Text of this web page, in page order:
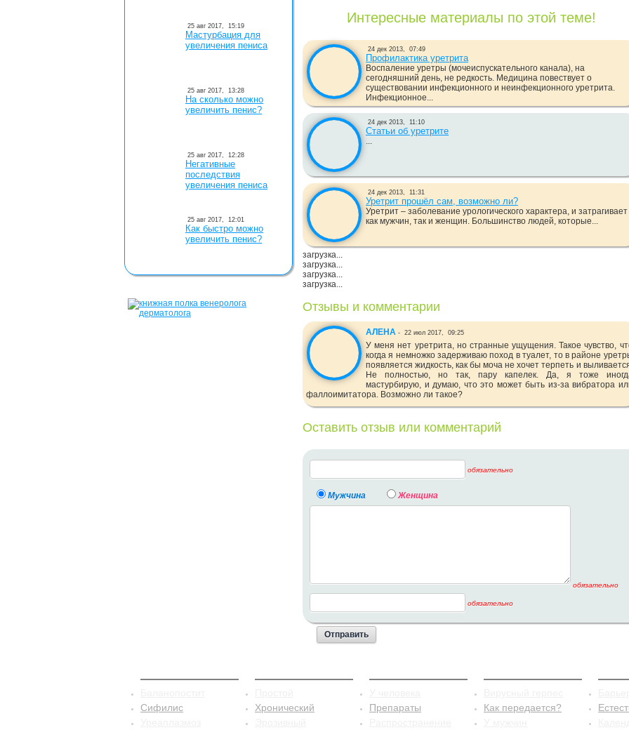
Интересные материалы по этой теме!
24 дек 2013, 07:49
Профилактика уретрита
Воспаление уретры (мочеиспускательного канала), на
сегодняшний день, не редкость. Медицина повествует о
существовании инфекционного и неинфекционного уретрита.
Инфекционное...
24 дек 2013, 11:10
Статьи об уретрите
...
24 дек 2013, 11:31
Уретрит прошёл сам, возможно ли?
Уретрит – заболевание урологического характера, и затрагивает
как мужчин, так и женщин. Большинство людей, которые...
загрузка...
загрузка...
загрузка...
загрузка...
Отзывы и комментарии
АЛЕНА - 22 июл 2017, 09:25
У меня нет уретрита, но странные ущущения. Такое чувство,
когда я немножко задерживаю поход в туалет, то в районе
появляется жидкость, как бы моча не хочет терпеть и
Не полностью, но так, пару капелек. Да, я тоже
мастурбирую, и думаю, что это может быть из-за вибраторa
фаллоимитатора. Возможно ли такое?
Оставить отзыв или комментарий
обязательно
Мужчина Женщина
обязательно
обязательно
25 авг 2017, 15:19
Мастурбация для
увеличения пениса
25 авг 2017, 13:28
На сколько можно
увеличить пенис?
25 авг 2017, 12:28
Негативные
последствия
увеличения пениса
25 авг 2017, 12:01
Как быстро можно
увеличить пенис?
Сифилис
Хронический
Препараты
Как передается?